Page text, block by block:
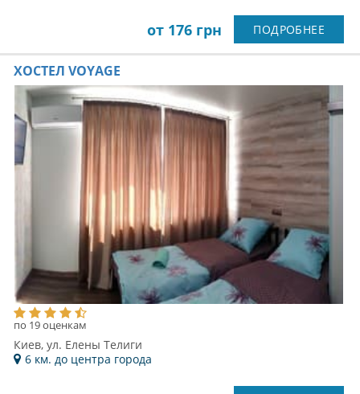
от 176 грн ПОДРОБНЕЕ
ХОСТЕЛ VOYAGE
по 19 оценкам
Киев, ул. Елены Телиги
6 км. до центра города